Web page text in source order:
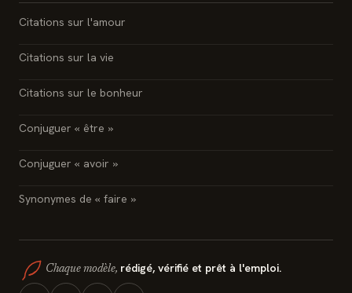
Citations sur l'amour
Citations sur la vie
Citations sur le bonheur
Conjuguer « être »
Conjuguer « avoir »
Synonymes de « faire »
Chaque modèle, rédigé, vérifié et prêt à l'emploi.